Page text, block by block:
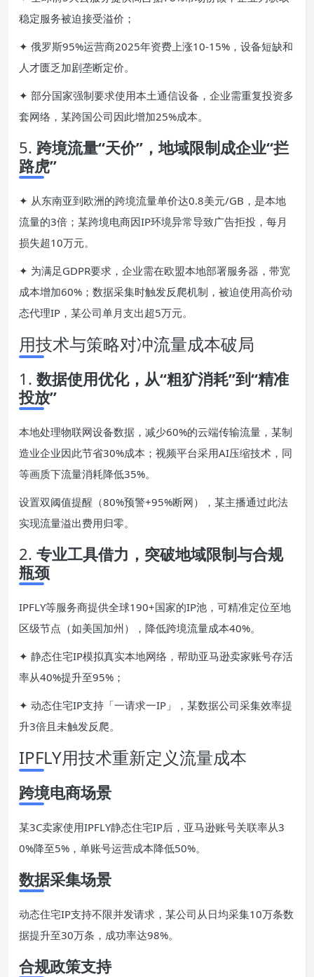
稳定服务被迫接受溢价；
✦ 俄罗斯95%运营商2025年资费上涨10-15%，设备短缺和
人才匮乏加剧垄断定价。
✦ 部分国家强制要求使用本土通信设备，企业需重复投资多
套网络，某跨国公司因此增加25%成本。
5. 跨境流量“天价”，地域限制成企业“拦
路虎”
✦ 从东南亚到欧洲的跨境流量单价达0.8美元/GB，是本地
流量的3倍；某跨境电商因IP环境异常导致广告拒投，每月
损失超10万元。
✦ 为满足GDPR要求，企业需在欧盟本地部署服务器，带宽
成本增加60%；数据采集时触发反爬机制，被迫使用高价动
态代理IP，某公司单月支出超5万元。
用技术与策略对冲流量成本破局
1. 数据使用优化，从“粗犷消耗”到“精准
投放”
本地处理物联网设备数据，减少60%的云端传输流量，某制
造业企业因此节省30%成本；视频平台采用AI压缩技术，同
等画质下流量消耗降低35%。
设置双阈值提醒（80%预警+95%断网），某主播通过此法
实现流量溢出费用归零。
2. 专业工具借力，突破地域限制与合规
瓶颈
IPFLY等服务商提供全球190+国家的IP池，可精准定位至地
区级节点（如美国加州），降低跨境流量成本40%。
✦ 静态住宅IP模拟真实本地网络，帮助亚马逊卖家账号存活
率从40%提升至95%；
✦ 动态住宅IP支持「一请求一IP」，某数据公司采集效率提
升3倍且未触发反爬。
IPFLY用技术重新定义流量成本
跨境电商场景
某3C卖家使用IPFLY静态住宅IP后，亚马逊账号关联率从3
0%降至5%，单账号运营成本降低50%。
数据采集场景
动态住宅IP支持不限并发请求，某公司从日均采集10万条数
据提升至30万条，成功率达98%。
合规政策支持